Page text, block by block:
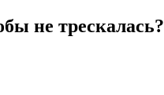
не трескалась?